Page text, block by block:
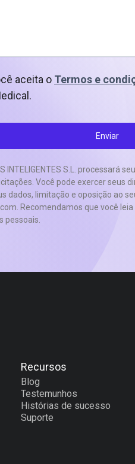
aceita o Termos e
INTELIGENTES S.L. processará
Você pode exercer seus
dados, limitação e oposição ao
Recomendamos que você
pessoais.
Recursos
Blog
Testemunhos
Histórias de sucesso
Suporte